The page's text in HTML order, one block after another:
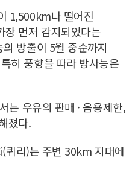
1,500km나 떨어진
장 먼저 감지되었다는
방출이 5월 중순까지
히 풍향을 따라 방사능은
는 우유의 판매 · 음용제한,
졌다.
퀴리)는 주변 30km 지대에